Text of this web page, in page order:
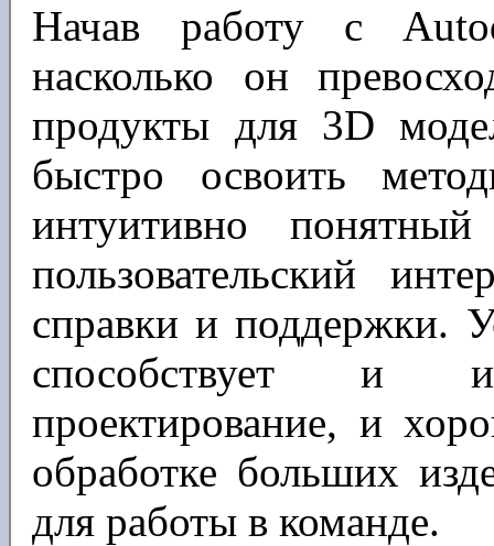
Начав работу с
насколько он
продукты для 3D
быстро освоить
интуитивно
пользовательский
справки и поддержки.
способствует и
проектирование, и
обработке больших
для работы в команде.